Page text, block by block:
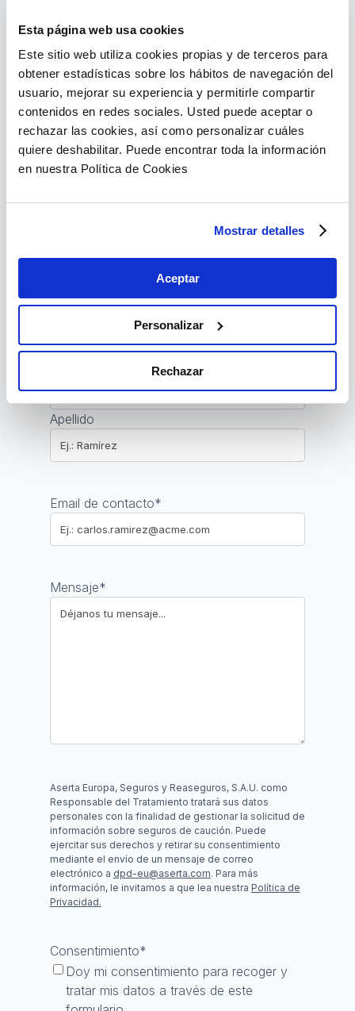
Esta página web usa cookies
Este sitio web utiliza cookies propias y de terceros para
obtener estadísticas sobre los hábitos de navegación del
usuario, mejorar su experiencia y permitirle compartir
contenidos en redes sociales. Usted puede aceptar o
rechazar las cookies, así como personalizar cuáles
quiere deshabilitar. Puede encontrar toda la información
en nuestra Política de Cookies
Mostrar detalles
Aceptar
Personalizar
Rechazar
Suscríbete a nuestro
newsletter
Datos del solicitante
Razón social *
Nombre y Apellidos*
Apellido
Email de contacto*
Mensaje*
Aserta Europa, Seguros y Reaseguros, S.A.U. como
Responsable del Tratamiento tratará sus datos
personales con la finalidad de gestionar la solicitud de
información sobre seguros de caución. Puede
ejercitar sus derechos y retirar su consentimiento
mediante el envío de un mensaje de correo
electrónico a dpd-eu@aserta.com. Para más
información, le invitamos a que lea nuestra Política de
Privacidad.
Consentimiento*
Doy mi consentimiento para recoger y
tratar mis datos a través de este